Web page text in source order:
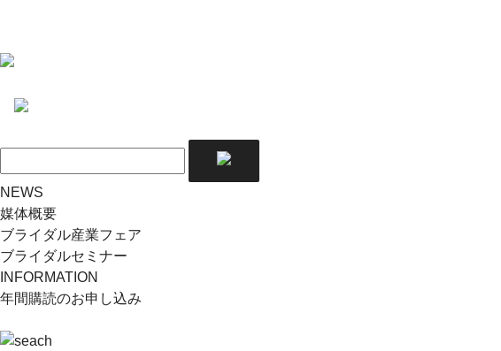
NEWS
媒体概要
ブライダル産業フェア
ブライダルセミナー
INFORMATION
年間購読のお申し込み